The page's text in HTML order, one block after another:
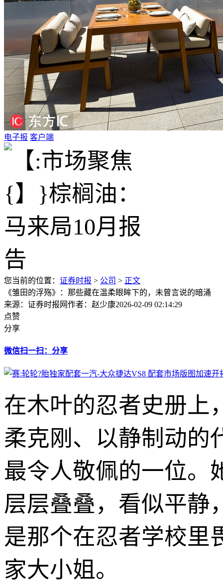
电子报 客户端
您当前的位置： 证券时报 > 公司 > 正文
《雏田的浮殇》：那些藏在温柔眼眸下的，未曾言说的暗涌
来源：证券时报网作者：赵少康2026-02-09 02:14:29
点赞
分享
微信扫一扫：分享
在木叶的忍者史册上
柔克刚、以静制动的
最令人敬佩的一位。
层层叠叠，看似平静
是那个在忍者学校里
家大小姐。